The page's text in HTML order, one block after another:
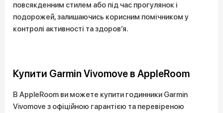
повсякденним стилем або під час прогулянок і
подорожей, залишаючись корисним помічником у
контролі активності та здоров’я.
Купити Garmin Vivomove в AppleRoom
В AppleRoom ви можете купити годинники Garmin
Vivomove з офіційною гарантією та перевіреною